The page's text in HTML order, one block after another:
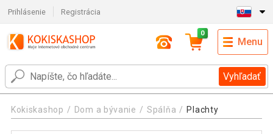
Prihlásenie Registrácia
Vyhľadať
0
Menu
Kokiskashop Dom a bývanie Spálňa Plachty